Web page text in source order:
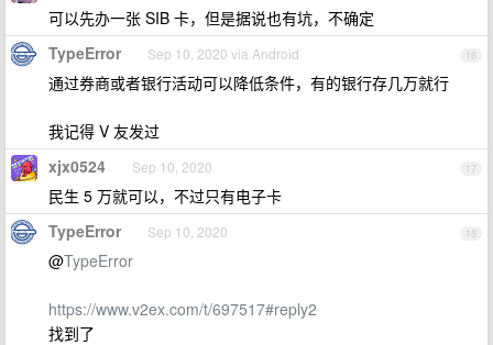
可以先办一张 SIB 卡，但是据说也有坑，不确定
16
TypeError Sep 10, 2020 via Android
通过券商或者银行活动可以降低条件，有的银行存几万就行
我记得 V 友发过
17
xjx0524 Sep 10, 2020
民生 5 万就可以，不过只有电子卡
18
TypeError Sep 10, 2020
@TypeError
https://www.v2ex.com/t/697517#reply2
找到了